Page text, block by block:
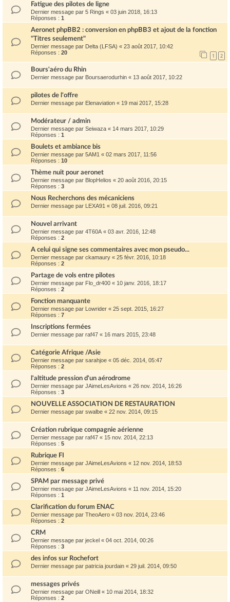
Fatigue des pilotes de ligne
Dernier message par 5 Rings « 03 juin 2018, 16:13
Réponses : 1
Aeronet phpBB2 : conversion en phpBB3 et ajout de la fonction
"Titres seulement"
Dernier message par Delta (LFSA) « 23 août 2017, 10:42
Réponses : 20 1 2
Bours'aéro du Rhin
Dernier message par Boursaerodurhin « 13 août 2017, 10:22
pilotes de l'offre
Dernier message par Elenaviation « 19 mai 2017, 15:28
Modérateur / admin
Dernier message par Seiwaza « 14 mars 2017, 10:29
Réponses : 1
Boulets et ambiance bis
Dernier message par 5AM1 « 02 mars 2017, 11:56
Réponses : 10
Thème nuit pour aeronet
Dernier message par BlopHelios « 20 août 2016, 20:15
Réponses : 3
Nous Recherchons des mécaniciens
Dernier message par LEXA91 « 08 juil. 2016, 09:21
Nouvel arrivant
Dernier message par 4T60A « 03 avr. 2016, 12:48
Réponses : 2
A celui qui signe ses commentaires avec mon pseudo...
Dernier message par ckamaury « 25 févr. 2016, 10:18
Réponses : 2
Partage de vols entre pilotes
Dernier message par Flo_dr400 « 10 janv. 2016, 18:17
Réponses : 2
Fonction manquante
Dernier message par Lowrider « 25 sept. 2015, 16:27
Réponses : 7
Inscriptions fermées
Dernier message par raf47 « 16 mars 2015, 23:48
Catégorie Afrique /Asie
Dernier message par sarahjoe « 05 déc. 2014, 05:47
Réponses : 2
l'altitude pression d'un aérodrome
Dernier message par JAimeLesAvions « 26 nov. 2014, 16:26
Réponses : 3
NOUVELLE ASSOCIATION DE RESTAURATION
Dernier message par swalbe « 22 nov. 2014, 09:15
Création rubrique compagnie aérienne
Dernier message par raf47 « 15 nov. 2014, 22:13
Réponses : 5
Rubrique FI
Dernier message par JAimeLesAvions « 12 nov. 2014, 18:53
Réponses : 6
SPAM par message privé
Dernier message par JAimeLesAvions « 11 nov. 2014, 15:20
Réponses : 1
Clarification du forum ENAC
Dernier message par TheoAero « 03 nov. 2014, 23:46
Réponses : 2
CRM
Dernier message par jeckel « 04 oct. 2014, 00:26
Réponses : 3
des infos sur Rochefort
Dernier message par patricia jourdain « 29 juil. 2014, 09:50
messages privés
Dernier message par ONeill « 10 mai 2014, 18:32
Réponses : 2